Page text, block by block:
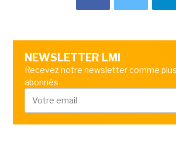
NEWSLETTER LMI
Recevez notre newsletter comme
abonnés